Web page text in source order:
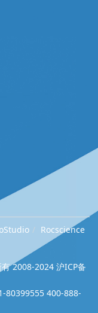
Rocscience
2008-2024 沪ICP备
80399555 400-888-